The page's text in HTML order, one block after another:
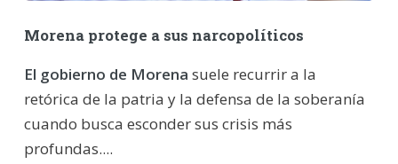
Morena protege a sus narcopolíticos
El gobierno de Morena suele recurrir a la
retórica de la patria y la defensa de la soberanía
cuando busca esconder sus crisis más
profundas....